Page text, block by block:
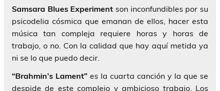
Samsara Blues Experiment son inconfundibles por su
psicodelia cósmica que emanan de ellos, hacer esta
música tan compleja requiere horas y horas de
trabajo, o no. Con la calidad que hay aquí metida ya
ni se lo que puedo decir.
“Brahmin’s Lament” es la cuarta canción y la que se
despide de este complejo y ambicioso trabajo. Los